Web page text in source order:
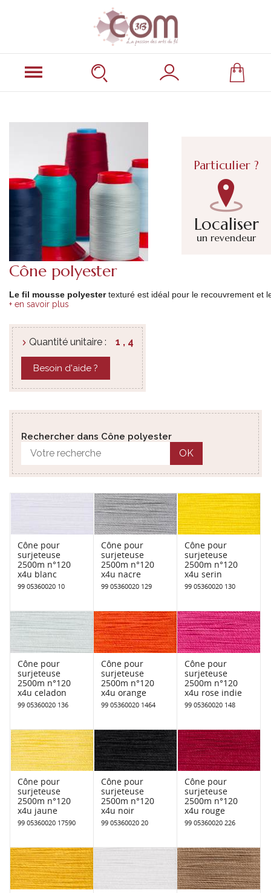
Particulier ?
Localiser
un revendeur
Cône polyester
Le fil mousse polyester texturé est idéal pour le recouvrement et
+ en savoir plus
Quantité unitaire : 1 , 4
Besoin d'aide ?
Rechercher dans Cône polyester
OK
Cône pour
surjeteuse
2500m n°120
x4u blanc
99 05360020 10
Cône pour
surjeteuse
2500m n°120
x4u nacre
99 05360020 129
Cône pour
surjeteuse
2500m n°120
x4u serin
99 05360020 130
Cône pour
surjeteuse
2500m n°120
x4u celadon
99 05360020 136
Cône pour
surjeteuse
2500m n°120
x4u orange
99 05360020 1464
Cône pour
surjeteuse
2500m n°120
x4u rose indie
99 05360020 148
Cône pour
surjeteuse
2500m n°120
x4u jaune
99 05360020 17590
Cône pour
surjeteuse
2500m n°120
x4u noir
99 05360020 20
Cône pour
surjeteuse
2500m n°120
x4u rouge
99 05360020 226